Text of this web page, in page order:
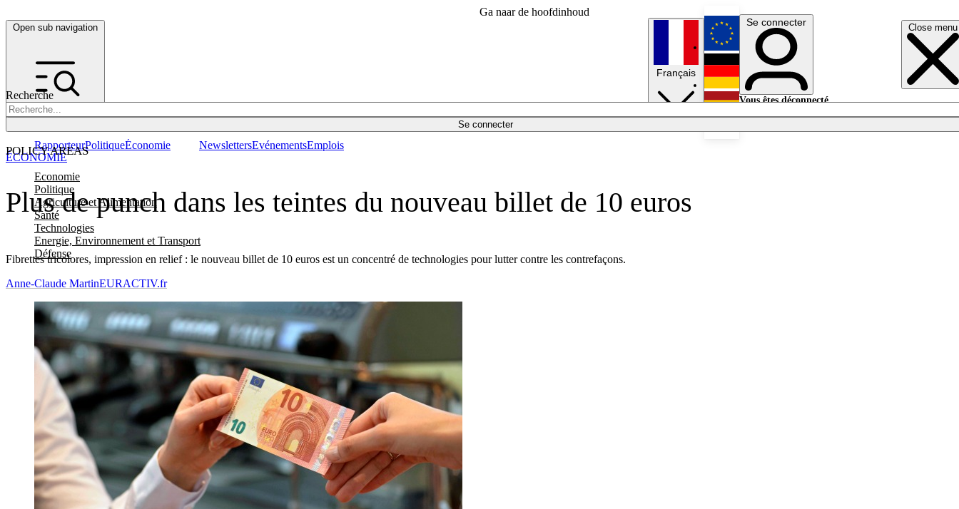
Ga naar de hoofdinhoud
Open sub navigation Close menu
Recherche
Se connecter
POLICY AREAS
Economie
Politique
Agriculture et Alimentation
Santé
Technologies
Energie, Environnement et Transport
Défense
RapporteurPolitiqueÉconomie NewslettersEvénementsEmplois
Français
English
Deutsch
Se connecter
Vous êtes déconnecté.
Plus de punch dans les teintes du nouveau billet de 10 euros
Fibrettes tricolores, impression en relief : le nouveau billet de 10 euros est un concentré de technologies pour lutter contre les contrefaçons.
ÉCONOMIE
Anne-Claude MartinEURACTIV.fr